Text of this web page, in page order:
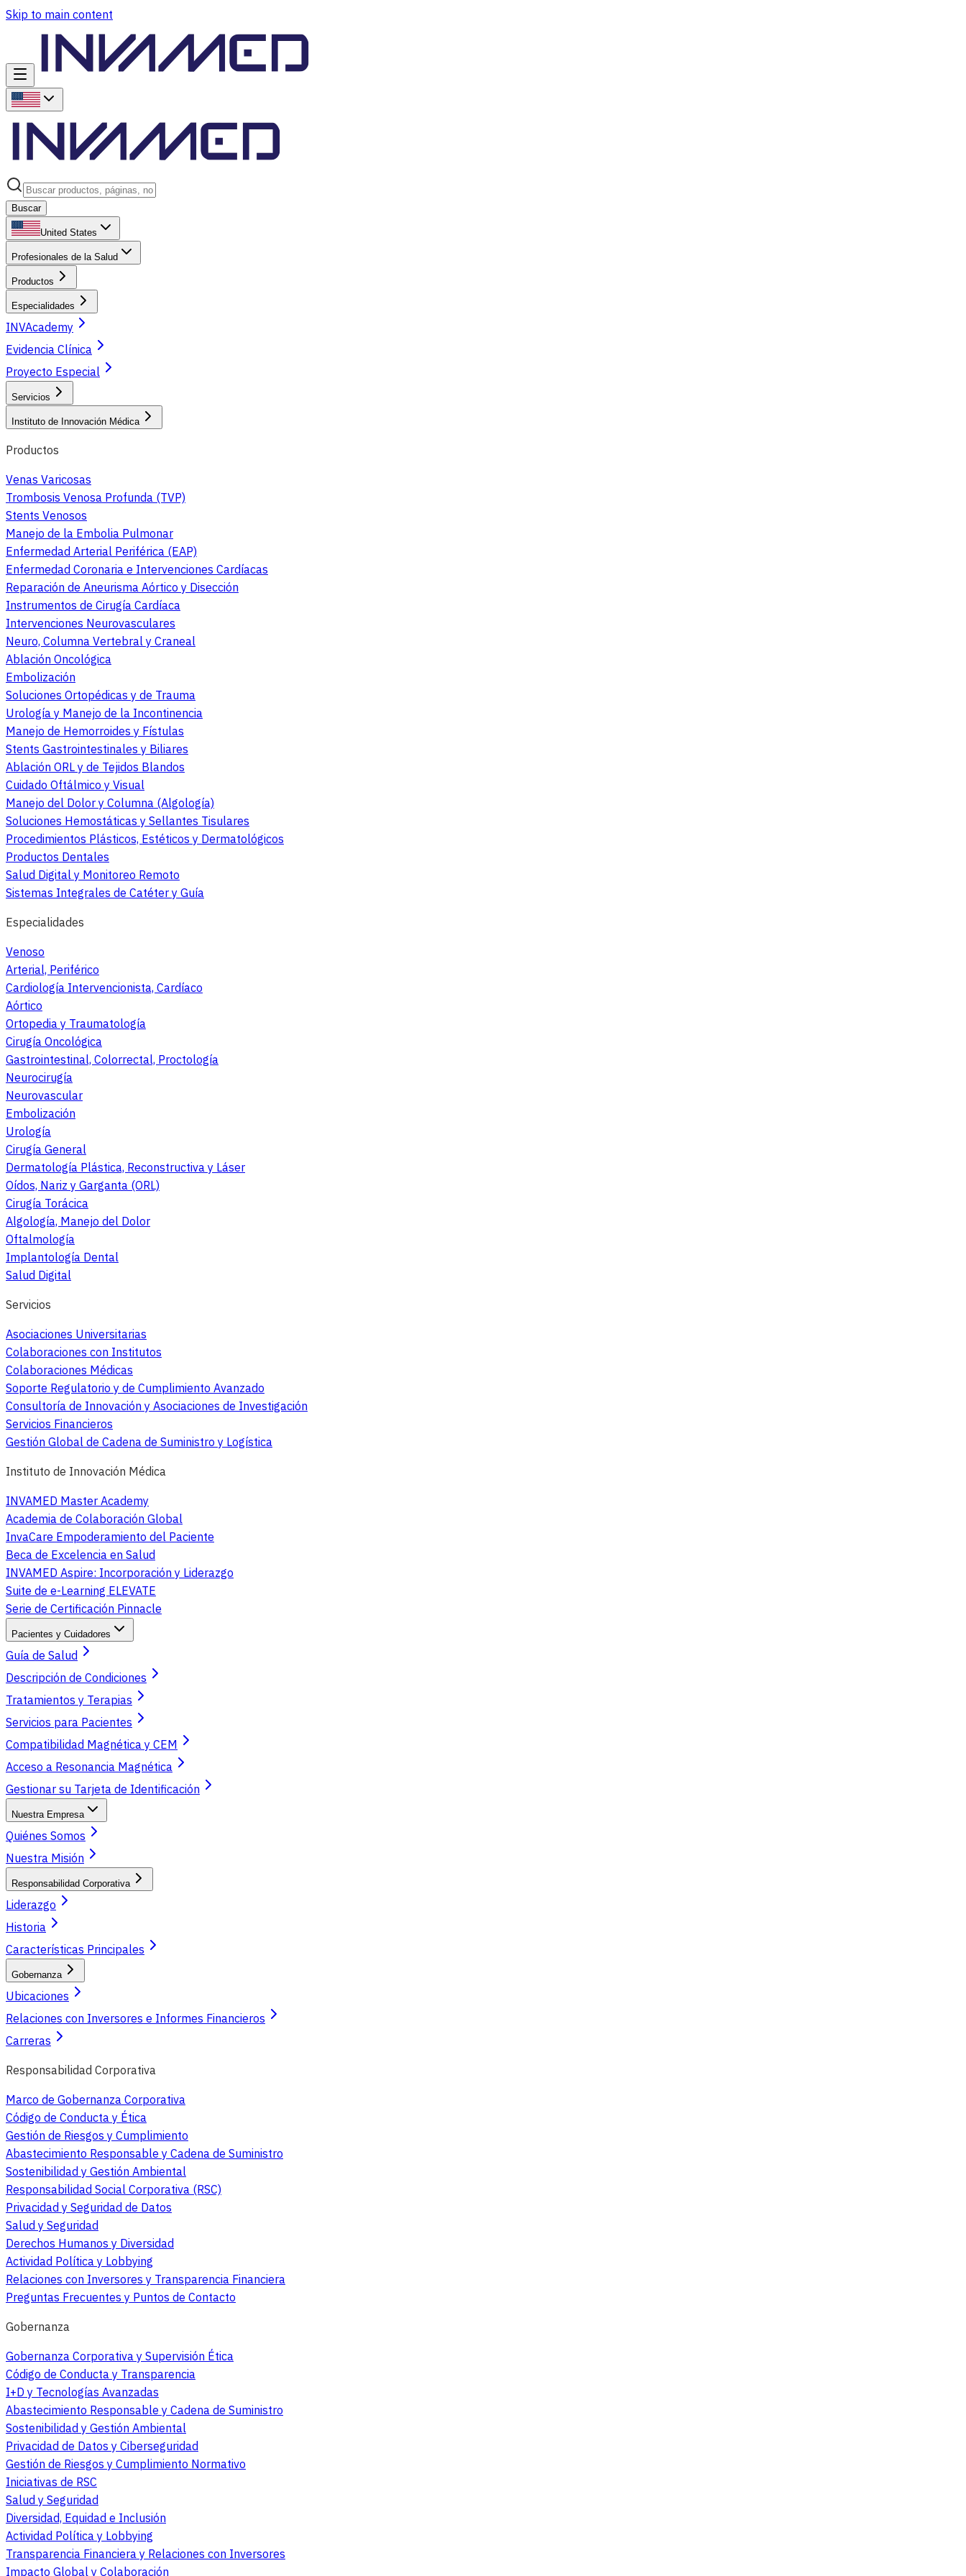
Skip to main content
Buscar
United States
Profesionales de la Salud
Productos
Especialidades
INVAcademy
Evidencia Clínica
Proyecto Especial
Servicios
Instituto de Innovación Médica
Productos
Venas Varicosas
Trombosis Venosa Profunda (TVP)
Stents Venosos
Manejo de la Embolia Pulmonar
Enfermedad Arterial Periférica (EAP)
Enfermedad Coronaria e Intervenciones Cardíacas
Reparación de Aneurisma Aórtico y Disección
Instrumentos de Cirugía Cardíaca
Intervenciones Neurovasculares
Neuro, Columna Vertebral y Craneal
Ablación Oncológica
Embolización
Soluciones Ortopédicas y de Trauma
Urología y Manejo de la Incontinencia
Manejo de Hemorroides y Fístulas
Stents Gastrointestinales y Biliares
Ablación ORL y de Tejidos Blandos
Cuidado Oftálmico y Visual
Manejo del Dolor y Columna (Algología)
Soluciones Hemostáticas y Sellantes Tisulares
Procedimientos Plásticos, Estéticos y Dermatológicos
Productos Dentales
Salud Digital y Monitoreo Remoto
Sistemas Integrales de Catéter y Guía
Especialidades
Venoso
Arterial, Periférico
Cardiología Intervencionista, Cardíaco
Aórtico
Ortopedia y Traumatología
Cirugía Oncológica
Gastrointestinal, Colorrectal, Proctología
Neurocirugía
Neurovascular
Embolización
Urología
Cirugía General
Dermatología Plástica, Reconstructiva y Láser
Oídos, Nariz y Garganta (ORL)
Cirugía Torácica
Algología, Manejo del Dolor
Oftalmología
Implantología Dental
Salud Digital
Servicios
Asociaciones Universitarias
Colaboraciones con Institutos
Colaboraciones Médicas
Soporte Regulatorio y de Cumplimiento Avanzado
Consultoría de Innovación y Asociaciones de Investigación
Servicios Financieros
Gestión Global de Cadena de Suministro y Logística
Instituto de Innovación Médica
INVAMED Master Academy
Academia de Colaboración Global
InvaCare Empoderamiento del Paciente
Beca de Excelencia en Salud
INVAMED Aspire: Incorporación y Liderazgo
Suite de e-Learning ELEVATE
Serie de Certificación Pinnacle
Pacientes y Cuidadores
Guía de Salud
Descripción de Condiciones
Tratamientos y Terapias
Servicios para Pacientes
Compatibilidad Magnética y CEM
Acceso a Resonancia Magnética
Gestionar su Tarjeta de Identificación
Nuestra Empresa
Quiénes Somos
Nuestra Misión
Responsabilidad Corporativa
Liderazgo
Historia
Características Principales
Gobernanza
Ubicaciones
Relaciones con Inversores e Informes Financieros
Carreras
Responsabilidad Corporativa
Marco de Gobernanza Corporativa
Código de Conducta y Ética
Gestión de Riesgos y Cumplimiento
Abastecimiento Responsable y Cadena de Suministro
Sostenibilidad y Gestión Ambiental
Responsabilidad Social Corporativa (RSC)
Privacidad y Seguridad de Datos
Salud y Seguridad
Derechos Humanos y Diversidad
Actividad Política y Lobbying
Relaciones con Inversores y Transparencia Financiera
Preguntas Frecuentes y Puntos de Contacto
Gobernanza
Gobernanza Corporativa y Supervisión Ética
Código de Conducta y Transparencia
I+D y Tecnologías Avanzadas
Abastecimiento Responsable y Cadena de Suministro
Sostenibilidad y Gestión Ambiental
Privacidad de Datos y Ciberseguridad
Gestión de Riesgos y Cumplimiento Normativo
Iniciativas de RSC
Salud y Seguridad
Diversidad, Equidad e Inclusión
Actividad Política y Lobbying
Transparencia Financiera y Relaciones con Inversores
Impacto Global y Colaboración